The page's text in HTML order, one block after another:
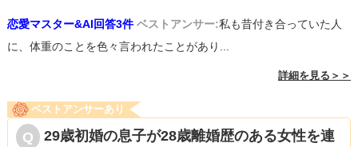
恋愛マスター&AI回答3件 ベストアンサー:私も昔付き合っていた人
に、体重のことを色々言われたことがあり...
詳細を見る＞＞
ベストアンサーあり
29歳初婚の息子が28歳離婚歴のある女性を連